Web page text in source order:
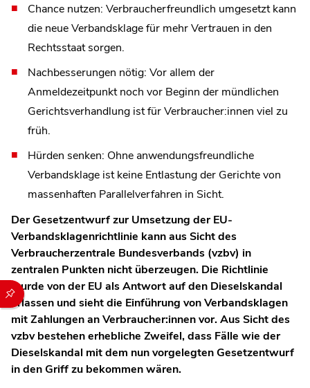
Durch die folgenden Buttons können Sie direkt auf einen
Chance nutzen: Verbraucherfreundlich umgesetzt kann
die neue Verbandsklage für mehr Vertrauen in den
Rechtsstaat sorgen.
Nachbesserungen nötig: Vor allem der
Anmeldezeitpunkt noch vor Beginn der mündlichen
Gerichtsverhandlung ist für Verbraucher:innen viel zu
früh.
Hürden senken: Ohne anwendungsfreundliche
Verbandsklage ist keine Entlastung der Gerichte von
massenhaften Parallelverfahren in Sicht.
Der Gesetzentwurf zur Umsetzung der EU-
Verbandsklagenrichtlinie kann aus Sicht des
Verbraucherzentrale Bundesverbands (vzbv) in
zentralen Punkten nicht überzeugen. Die Richtlinie
wurde von der EU als Antwort auf den Dieselskandal
erlassen und sieht die Einführung von Verbandsklagen
mit Zahlungen an Verbraucher:innen vor. Aus Sicht des
vzbv bestehen erhebliche Zweifel, dass Fälle wie der
Dieselskandal mit dem nun vorgelegten Gesetzentwurf
in den Griff zu bekommen wären.